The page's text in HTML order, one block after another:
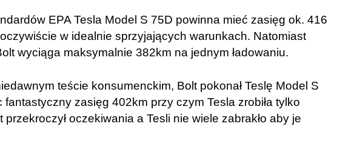
EPA Tesla Model S 75D powinna mieć zasięg ok. 416
w idealnie sprzyjających warunkach. Natomiast
wyciąga maksymalnie 382km na jednym ładowaniu.
teście konsumenckim, Bolt pokonał Teslę Model S
fantastyczny zasięg 402km przy czym Tesla zrobiła tylko
przekroczył oczekiwania a Tesli nie wiele zabrakło aby je